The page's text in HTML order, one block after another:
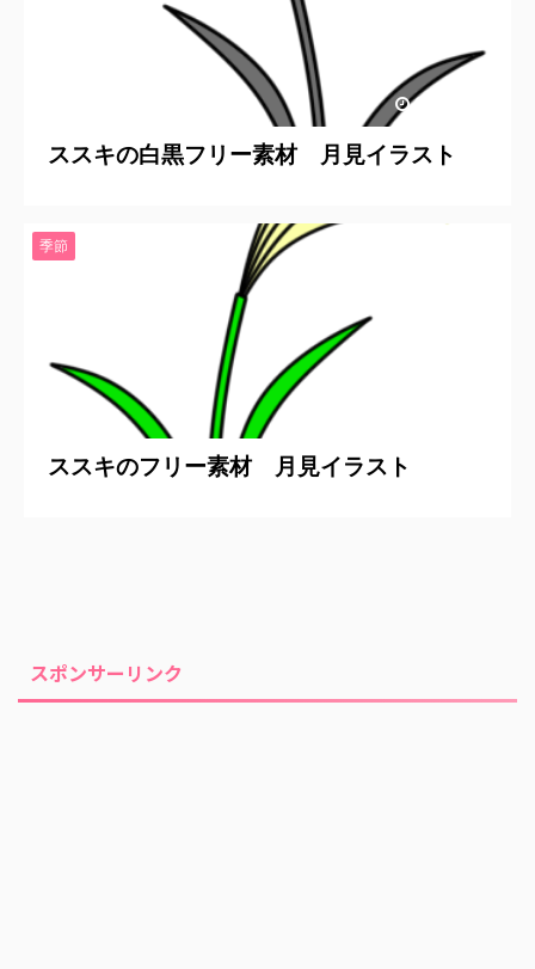
2019/8/14
ススキの白黒フリー素材 月見イラスト
季節
ススキのフリー素材 月見イラスト
スポンサーリンク